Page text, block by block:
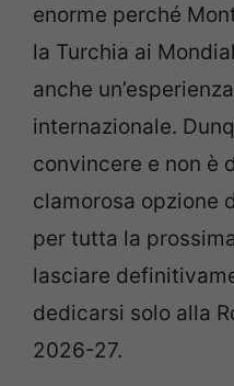
enorme perché
la Turchia ai
anche
internazionale.
convincere e non è
clamorosa opzione
per tutta la
lasciare
dedicarsi solo alla
2026-27.